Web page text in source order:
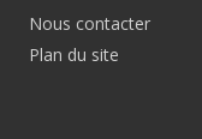
Nous contacter
Plan du site